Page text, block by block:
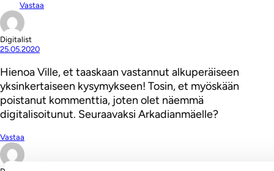
Vastaa
Digitalist
25.05.2020
Hienoa Ville, et taaskaan vastannut alkuperäiseen
yksinkertaiseen kysymykseen! Tosin, et myöskään
poistanut kommenttia, joten olet näemmä
digitalisoitunut. Seuraavaksi Arkadianmäelle?
Vastaa